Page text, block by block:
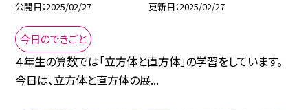
公開日 2025/02/27 更新日 2025/02/27
今日のできごと
４年生の算数では「立方体と直方体」の学習をしています。
今日は、立方体と直方体の展...